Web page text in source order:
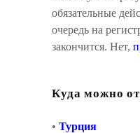
обязательные
очередь на
закончится. Нет,
Куда можно
• Турция